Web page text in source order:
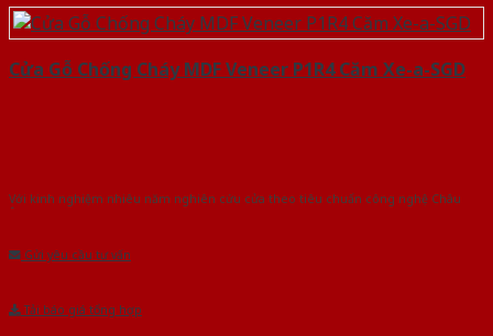
Cửa Gỗ Chống Cháy MDF Veneer P1R4 Căm Xe-a-SGD
Với kinh nghiệm nhiêu năm nghiên cứu cửa theo tiêu chuẩn công nghệ Châu
Gửi yêu cầu tư vấn
Tải báo giá tổng hợp